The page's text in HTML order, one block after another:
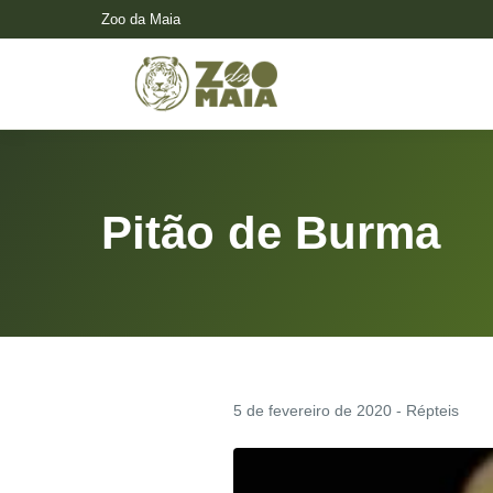
Zoo da Maia
Pitão de Burma
5 de fevereiro de 2020 - Répteis